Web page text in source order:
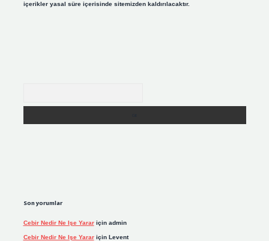
içerikler yasal süre içerisinde sitemizden kaldırılacaktır.
Son yorumlar
Cebir Nedir Ne Işe Yarariçin admin
Cebir Nedir Ne Işe Yarariçin Levent